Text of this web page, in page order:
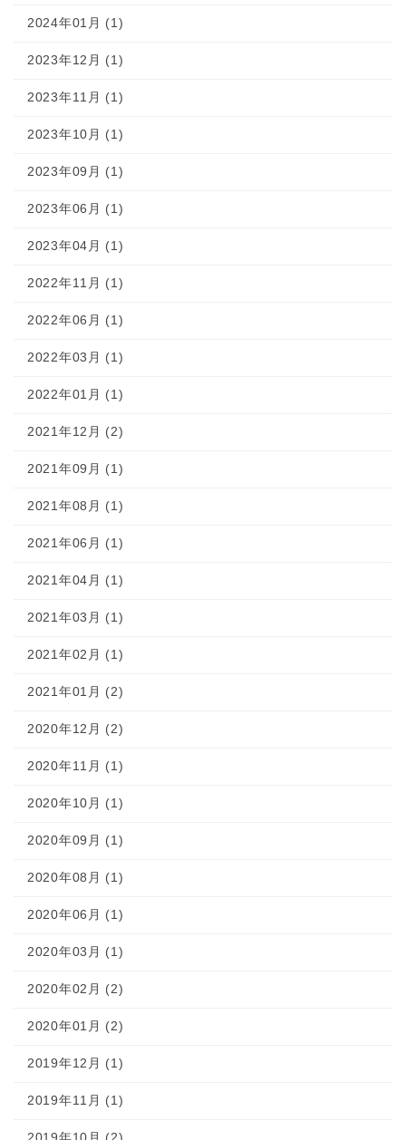
2024年01月 (1)
2023年12月 (1)
2023年11月 (1)
2023年10月 (1)
2023年09月 (1)
2023年06月 (1)
2023年04月 (1)
2022年11月 (1)
2022年06月 (1)
2022年03月 (1)
2022年01月 (1)
2021年12月 (2)
2021年09月 (1)
2021年08月 (1)
2021年06月 (1)
2021年04月 (1)
2021年03月 (1)
2021年02月 (1)
2021年01月 (2)
2020年12月 (2)
2020年11月 (1)
2020年10月 (1)
2020年09月 (1)
2020年08月 (1)
2020年06月 (1)
2020年03月 (1)
2020年02月 (2)
2020年01月 (2)
2019年12月 (1)
2019年11月 (1)